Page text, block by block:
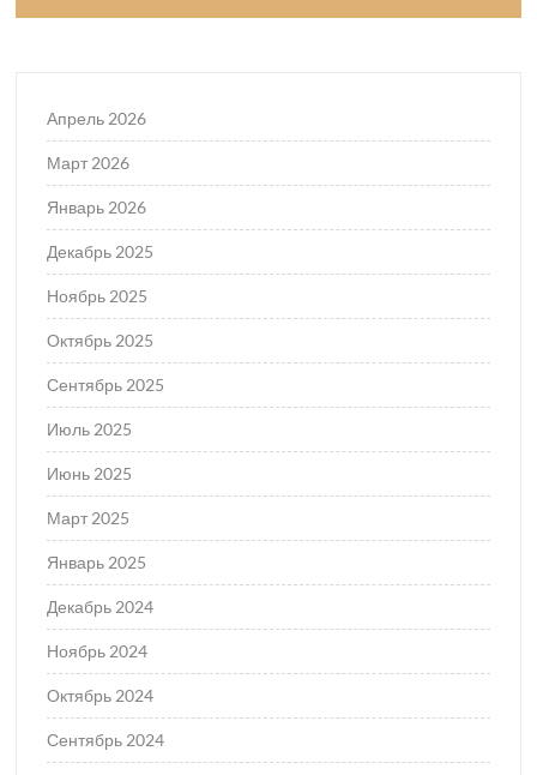
Апрель 2026
Март 2026
Январь 2026
Декабрь 2025
Ноябрь 2025
Октябрь 2025
Сентябрь 2025
Июль 2025
Июнь 2025
Март 2025
Январь 2025
Декабрь 2024
Ноябрь 2024
Октябрь 2024
Сентябрь 2024